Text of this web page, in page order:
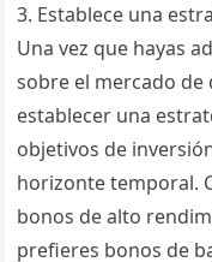
3. Establece una
Una vez que hayas
sobre el mercado
establecer una
objetivos de
horizonte temporal.
bonos de alto
prefieres bonos de